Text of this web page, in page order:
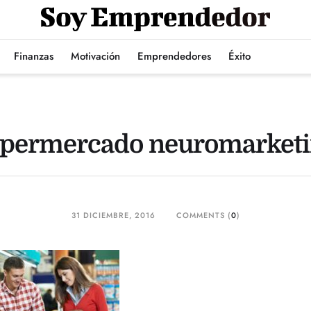
Finanzas Motivación Emprendedores Éxito
31 DICIEMBRE, 2016 COMMENTS (0)